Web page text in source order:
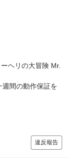
ヘリの大冒険 Mr.
間の動作保証を
違反報告